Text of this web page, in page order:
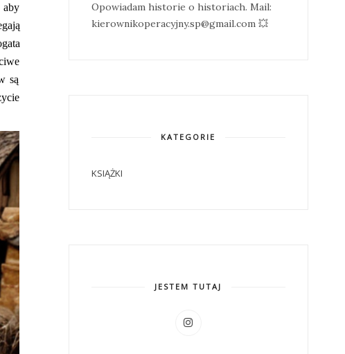
aby
są
Opowiadam historie o historiach. Mail:
kierownikoperacyjny.sp@gmail.com 💥
KATEGORIE
KSIĄŻKI
JESTEM TUTAJ